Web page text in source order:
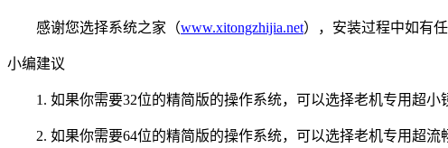
感谢您选择系统之家（www.xitongzhijia.net），安装过程中如有
小编建议
1. 如果你需要32位的精简版的操作系统，可以选择老机专用超小
2. 如果你需要64位的精简版的操作系统，可以选择老机专用超流